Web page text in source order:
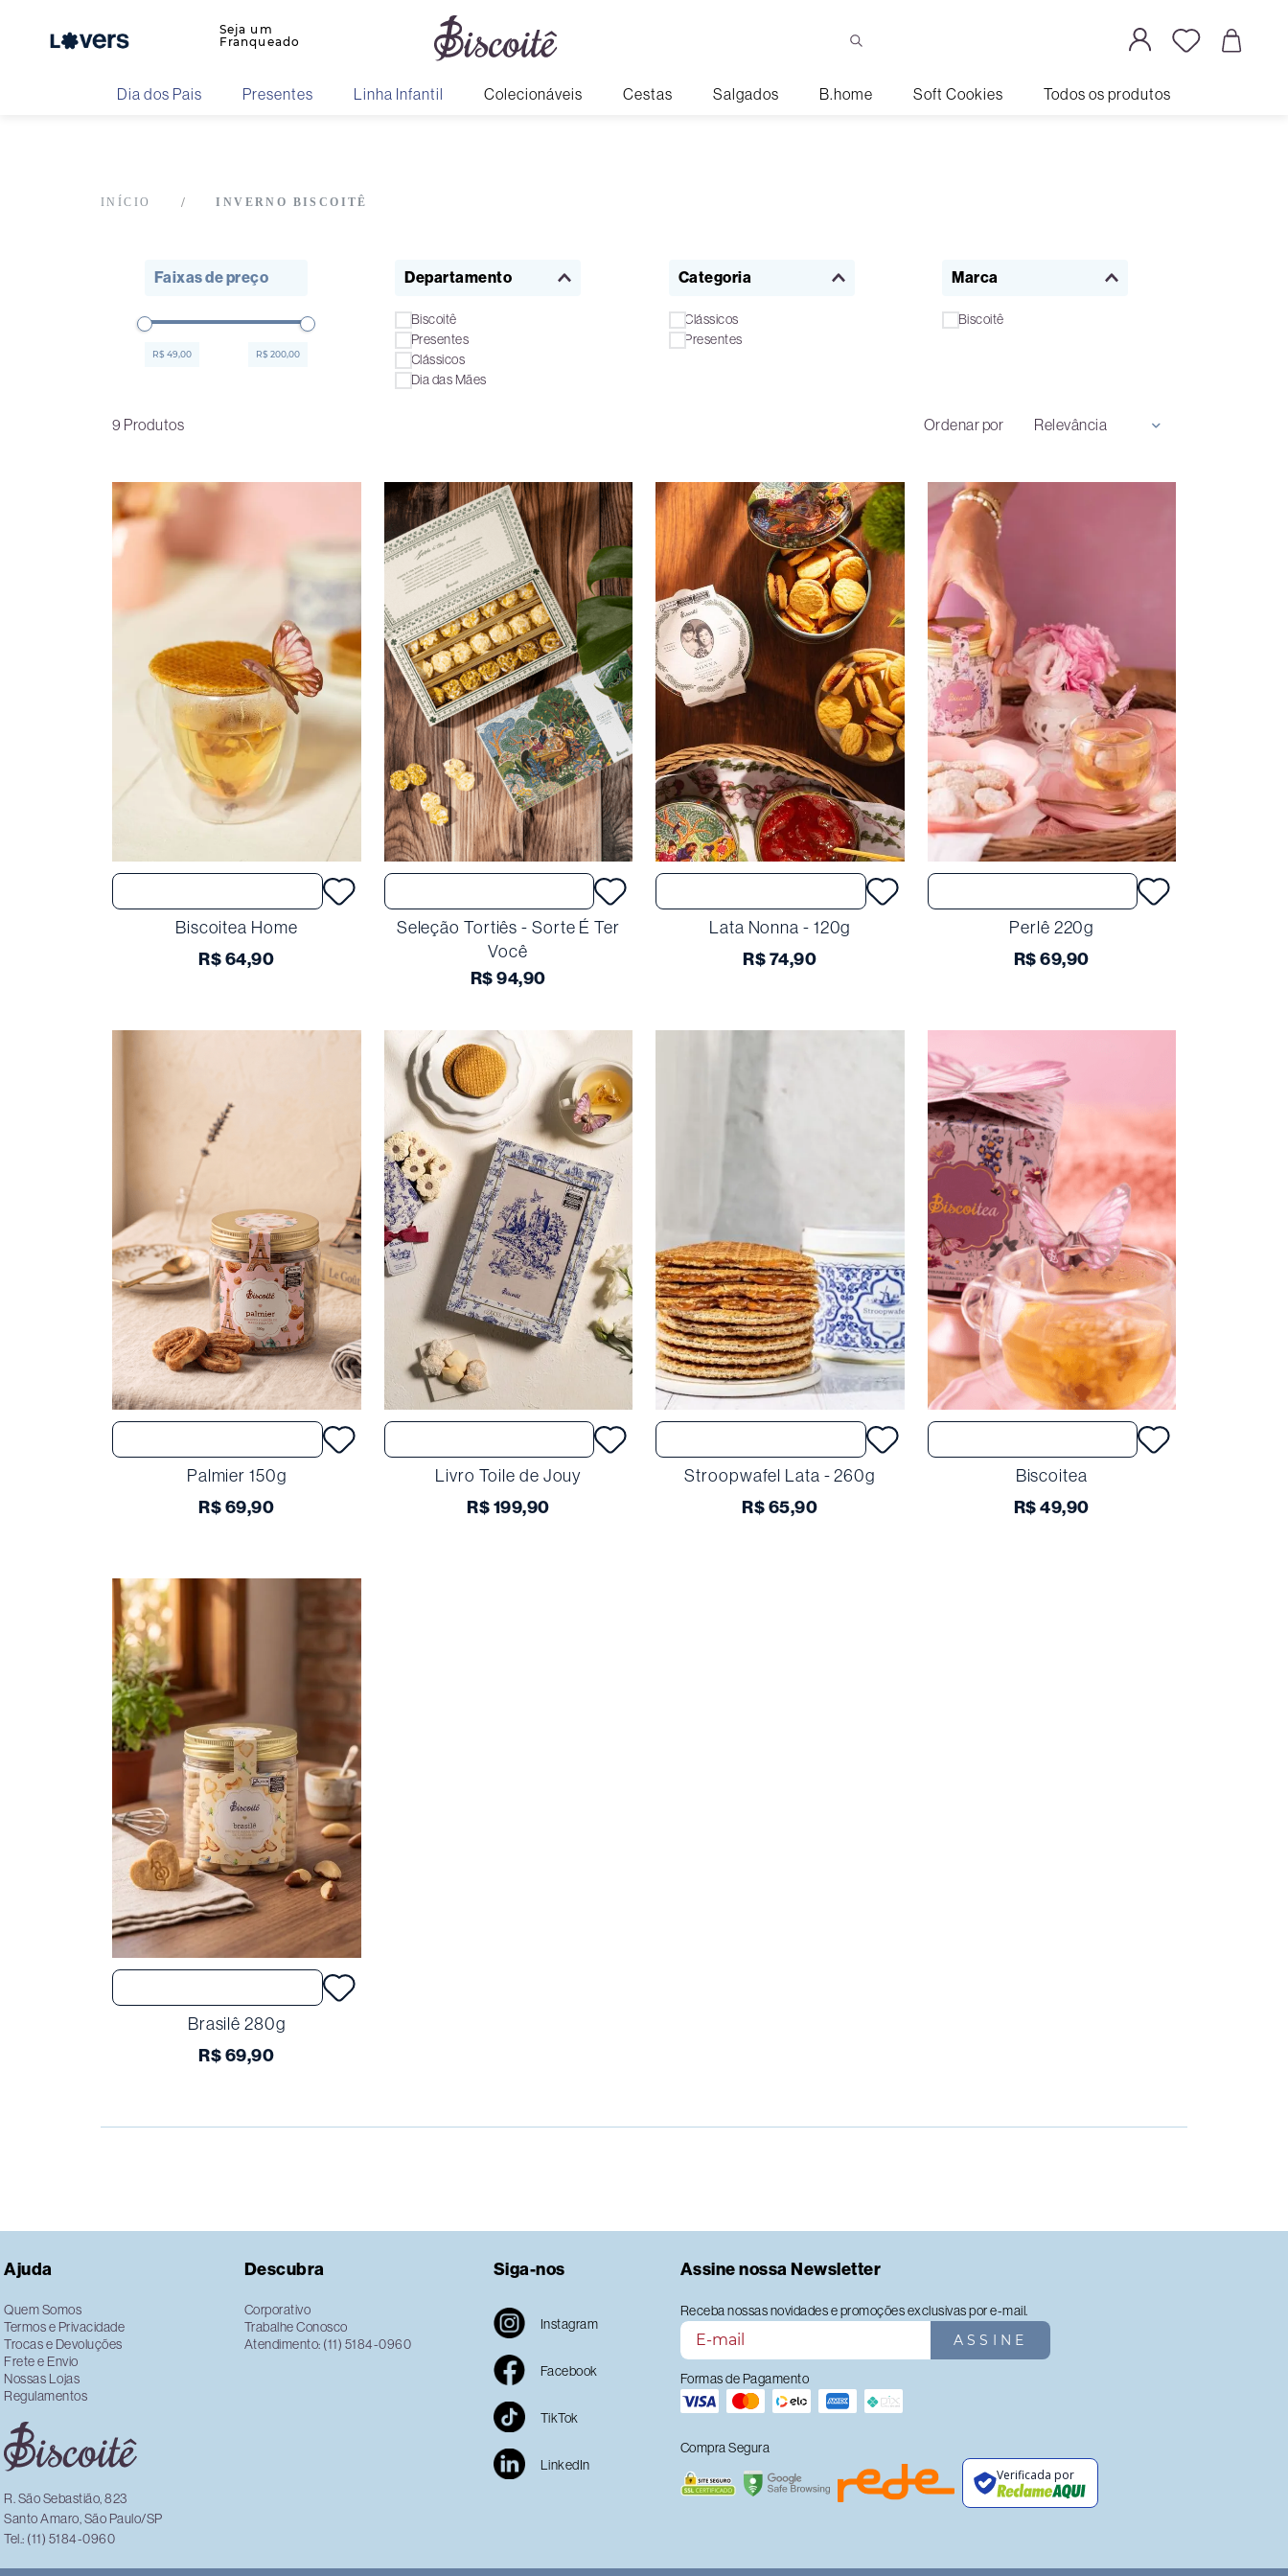
Seja um
Franqueado
Dia dos Pais Presentes Linha Infantil Colecionáveis Cestas Salgados B.home Soft Cookies Todos os produtos
INVERNO BISCOITÊ
Departamento
Biscoitê
Presentes
Clássicos
Dia das Mães
Categoria
Clássicos
Presentes
Marca
Biscoitê
Faixas de preço
R$ 49,00 R$ 200,00
9 Produtos Ordenar por Relevância
Biscoitea Home
R$64,90
Seleção Tortiês - Sorte É Ter
Você
R$94,90
Lata Nonna - 120g
R$74,90
Perlê 220g
R$69,90
Palmier 150g
R$69,90
Livro Toile de Jouy
R$199,90
Stroopwafel Lata - 260g
R$65,90
Biscoitea
R$49,90
Brasilê 280g
R$69,90
Ajuda
Quem Somos
Termos e Privacidade
Trocas e Devoluções
Frete e Envio
Nossas Lojas
Regulamentos
R. São Sebastião, 823
Santo Amaro, São Paulo/SP
Tel.: (11) 5184-0960
Descubra
Corporativo
Trabalhe Conosco
Atendimento: (11) 5184-0960
Siga-nos
Instagram
Facebook
TikTok
LinkedIn
Assine nossa Newsletter
Receba nossas novidades e promoções exclusivas por e-mail.
ASSINE
Formas de Pagamento
Compra Segura
Verificada por